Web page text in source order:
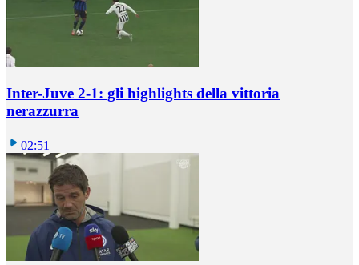
Inter-Juve 2-1: gli highlights della vittoria
nerazzurra
02:51